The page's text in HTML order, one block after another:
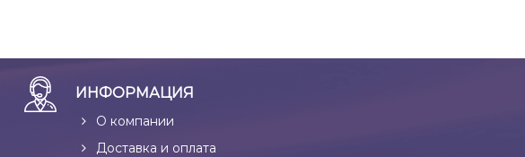
ИНФОРМАЦИЯ
О компании
Доставка и оплата